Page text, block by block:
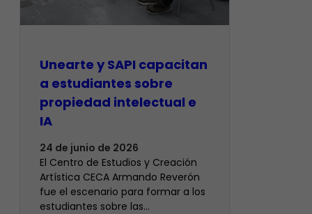
Unearte y SAPI capacitan
a estudiantes sobre
propiedad intelectual e
IA
24 de junio de 2026
El Centro de Estudios y Creación
Artística CECA Armando Reverón
fue el escenario para formar a los
estudiantes sobre las…